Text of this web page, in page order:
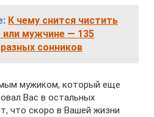
К чему снится чистить
мужчине — 135
сонников
мужиком, который еще
Вас в остальных
что скоро в Вашей жизни